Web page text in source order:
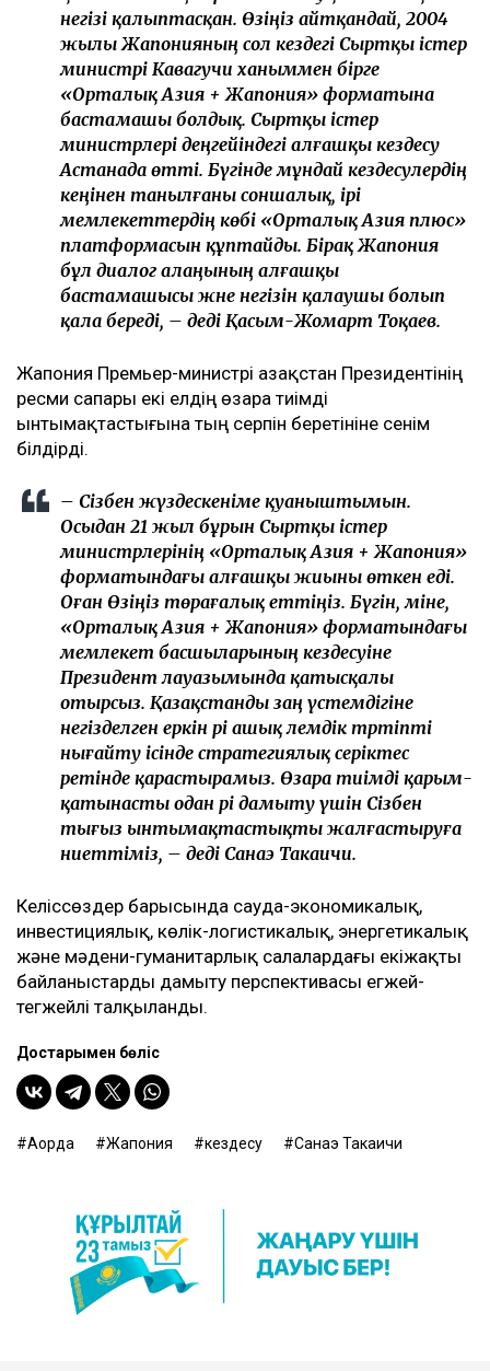
негізі қалыптасқан. Өзіңіз айтқандай, 2004
жылы Жапонияның сол кездегі Сыртқы істер
министрі Кавагучи ханыммен бірге
«Орталық Азия + Жапония» форматына
бастамашы болдық. Сыртқы істер
министрлері деңгейіндегі алғашқы кездесу
Астанада өтті. Бүгінде мұндай кездесулердің
кеңінен танылғаны соншалық, ірі
мемлекеттердің көбі «Орталық Азия плюс»
платформасын құптайды. Бірақ Жапония
бұл диалог алаңының алғашқы
бастамашысы және негізін қалаушы болып
қала береді, – деді Қасым-Жомарт Тоқаев.
Жапония Премьер-министрі Қазақстан Президентінің
ресми сапары екі елдің өзара тиімді
ынтымақтастығына тың серпін беретініне сенім
білдірді.
– Сізбен жүздескеніме қуаныштымын.
Осыдан 21 жыл бұрын Сыртқы істер
министрлерінің «Орталық Азия + Жапония»
форматындағы алғашқы жиыны өткен еді.
Оған Өзіңіз төрағалық еттіңіз. Бүгін, міне,
«Орталық Азия + Жапония» форматындағы
мемлекет басшыларының кездесуіне
Президент лауазымында қатысқалы
отырсыз. Қазақстанды заң үстемдігіне
негізделген еркін әрі ашық әлемдік тәртіпті
нығайту ісінде стратегиялық серіктес
ретінде қарастырамыз. Өзара тиімді қарым-
қатынасты одан әрі дамыту үшін Сізбен
тығыз ынтымақтастықты жалғастыруға
ниеттіміз, – деді Санаэ Такаичи.
Келіссөздер барысында сауда-экономикалық,
инвестициялық, көлік-логистикалық, энергетикалық
және мәдени-гуманитарлық салалардағы екіжақты
байланыстарды дамыту перспективасы егжей-
тегжейлі талқыланды.
Достарыңмен бөліс
Ақорда Жапония кездесу Санаэ Такаичи